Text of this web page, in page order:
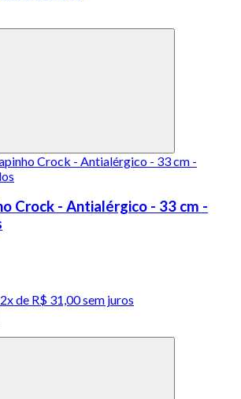
Crock - Antialérgico - 33 cm -
2x de R$ 31,00 sem juros